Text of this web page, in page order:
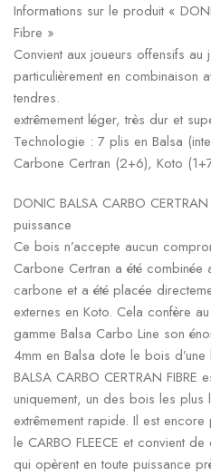
Informations sur le produit «
Fibre »
Convient aux joueurs offensifs
particulièrement en combinaison
tendres.
extrêmement léger, très dur et
Technologie : 7 plis en Balsa
Carbone Certran (2+6), Koto
DONIC BALSA CARBO
puissance
Ce bois n’accepte aucun
Carbone Certran a été combinée
carbone et a été placée
externes en Koto. Cela confère
gamme Balsa Carbo Line son
4mm en Balsa dote le bois d’une
BALSA CARBO CERTRAN
uniquement, un des bois les
extrêmement rapide. Il est
le CARBO FLEECE et convient
qui opèrent en toute puissance